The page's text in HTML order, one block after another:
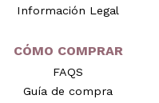
Información Legal
CÓMO COMPRAR
FAQS
Guía de compra